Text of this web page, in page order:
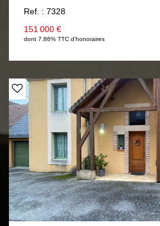
cave. Chauffage central gaz de
Terrain 750 m² clos et arboré.
Ref. : 7328
151 000 €
dont 7.86% TTC d'honoraires